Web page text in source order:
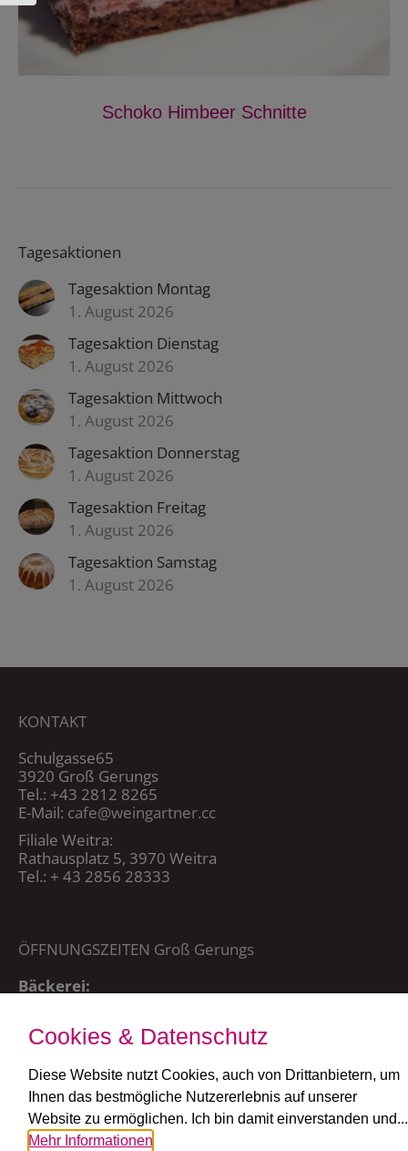
Schoko Himbeer Schnitte
Tagesaktionen
Tagesaktion Montag
1. August 2026
Tagesaktion Dienstag
1. August 2026
Tagesaktion Mittwoch
1. August 2026
Tagesaktion Donnerstag
1. August 2026
Tagesaktion Freitag
1. August 2026
Tagesaktion Samstag
1. August 2026
KONTAKT
Schulgasse65
3920 Groß Gerungs
Tel.: +43 2812 8265
E-Mail: cafe@weingartner.cc
Filiale Weitra:
Rathausplatz 5, 3970 Weitra
Tel.: + 43 2856 28333
ÖFFNUNGSZEITEN Groß Gerungs
Bäckerei:
Café:
täglich ab 7:30 Uhr
ÖFFNUNGSZEITEN Weitra
Cookies & Datenschutz
Diese Website nutzt Cookies, auch von Drittanbietern, um
Ihnen das bestmögliche Nutzererlebnis auf unserer
Website zu ermöglichen. Ich bin damit einverstanden und...
Mehr Informationen